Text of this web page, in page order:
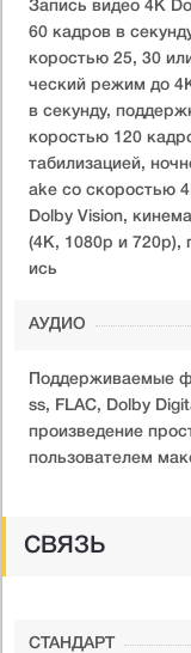
Запись видео 4K
60 кадров в
коростью 25, 30
ческий режим до
в секунду,
коростью 120
табилизацией,
ake со скоростью
Dolby Vision,
(4K, 1080p и 720p),
ись
АУДИО
Поддерживаемые
ss, FLAC, Dolby
произведение
пользователем
СВЯЗЬ
СТАНДАРТ